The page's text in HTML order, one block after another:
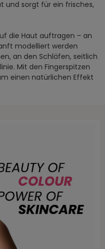
und sorgt für ein frisches,
die Haut auftragen – an
modelliert werden
an den Schläfen, seitlich
Mit den Fingerspitzen
einen natürlichen Effekt